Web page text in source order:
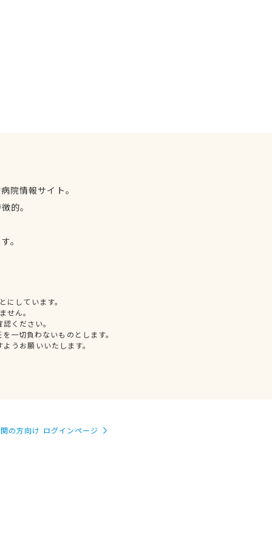
院情報サイト。
的。
。
しています。
せん。
ください。
一切負わないものとします。
うお願いいたします。
の方向け ログインページ